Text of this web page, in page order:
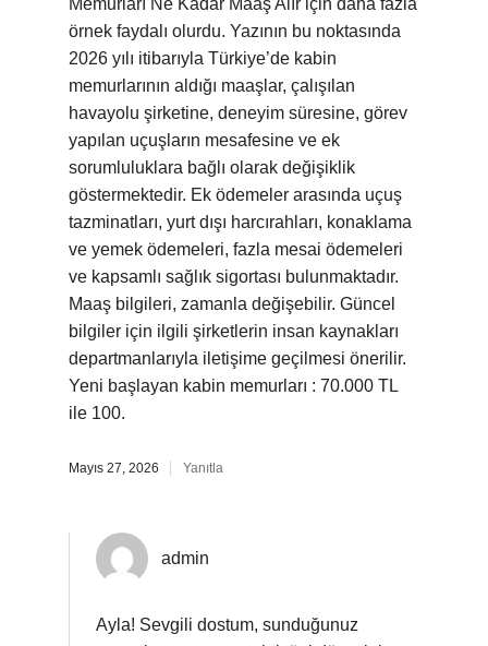
Memurları Ne Kadar Maaş Alır için daha fazla
örnek faydalı olurdu. Yazının bu noktasında
2026 yılı itibarıyla Türkiye’de kabin
memurlarının aldığı maaşlar, çalışılan
havayolu şirketine, deneyim süresine, görev
yapılan uçuşların mesafesine ve ek
sorumluluklara bağlı olarak değişiklik
göstermektedir. Ek ödemeler arasında uçuş
tazminatları, yurt dışı harcırahları, konaklama
ve yemek ödemeleri, fazla mesai ödemeleri
ve kapsamlı sağlık sigortası bulunmaktadır.
Maaş bilgileri, zamanla değişebilir. Güncel
bilgiler için ilgili şirketlerin insan kaynakları
departmanlarıyla iletişime geçilmesi önerilir.
Yeni başlayan kabin memurları : 70.000 TL
ile 100.
Mayıs 27, 2026 Yanıtla
admin
Ayla! Sevgili dostum, sunduğunuz